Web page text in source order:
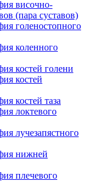
височно-
(пара суставов)
голеностопного
коленного
костей голени
костей
костей таза
локтевого
лучезапястного
нижней
плечевого